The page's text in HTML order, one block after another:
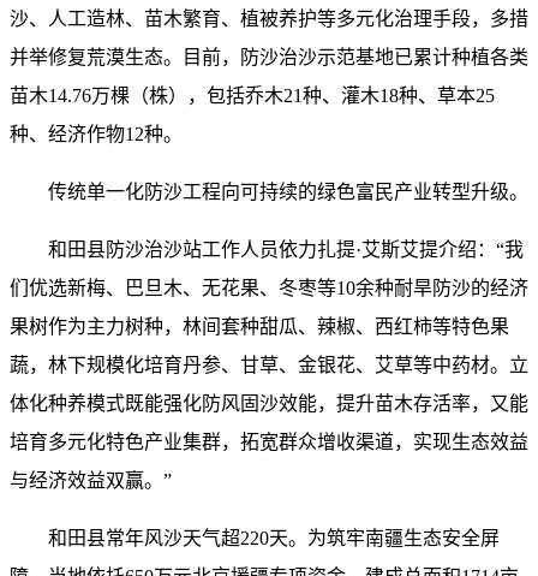
沙、人工造林、苗木繁育、植被养护等多元化治理手段，多措
并举修复荒漠生态。目前，防沙治沙示范基地已累计种植各类
苗木14.76万棵（株），包括乔木21种、灌木18种、草本25
种、经济作物12种。
传统单一化防沙工程向可持续的绿色富民产业转型升级。
和田县防沙治沙站工作人员依力扎提·艾斯艾提介绍：“我
们优选新梅、巴旦木、无花果、冬枣等10余种耐旱防沙的经济
果树作为主力树种，林间套种甜瓜、辣椒、西红柿等特色果
蔬，林下规模化培育丹参、甘草、金银花、艾草等中药材。立
体化种养模式既能强化防风固沙效能，提升苗木存活率，又能
培育多元化特色产业集群，拓宽群众增收渠道，实现生态效益
与经济效益双赢。”
和田县常年风沙天气超220天。为筑牢南疆生态安全屏